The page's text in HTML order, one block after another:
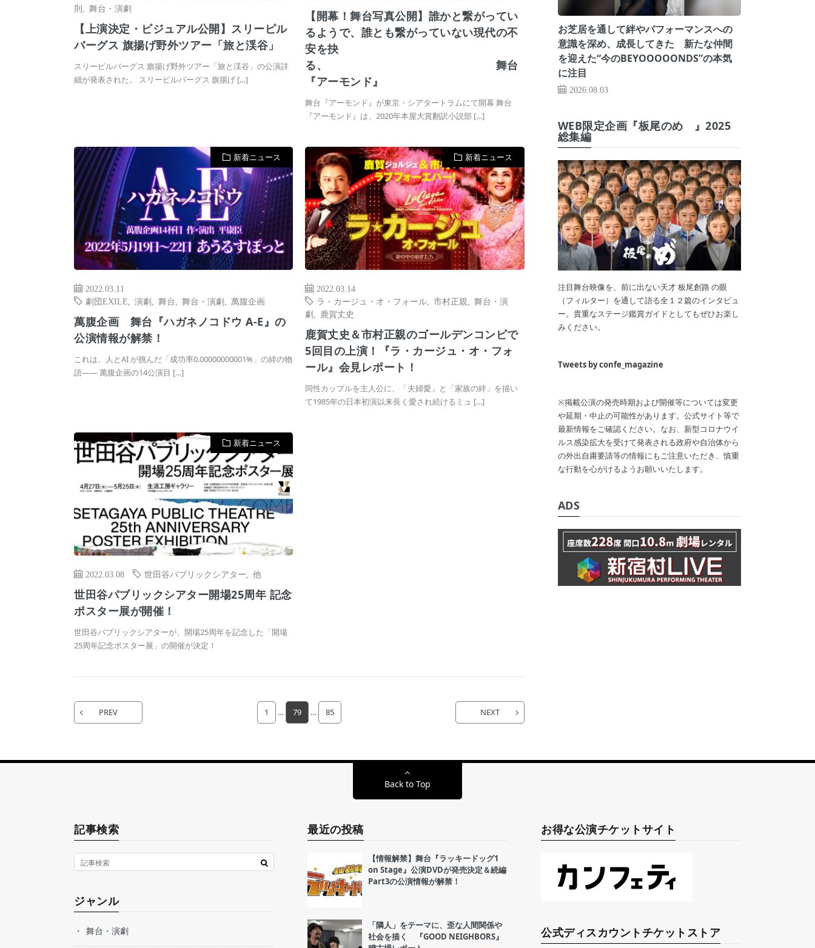
則
舞台・演劇
【上演決定・ビジュアル公開】スリーピル
バーグス 旗揚げ野外ツアー「旅と渓谷」
スリーピルバーグス 旗揚げ野外ツアー「旅と渓谷」の公演詳
細が発表された。 スリーピルバーグス 旗揚げ […]
【開幕！舞台写真公開】誰かと繋がってい
るようで、誰とも繋がっていない現代の不
安を抉
る、 舞台
『アーモンド』
舞台『アーモンド』が東京・シアタートラムにて開幕 舞台
『アーモンド』は、2020年本屋大賞翻訳小説部 […]
新着ニュース
2022.03.11
劇団EXILE
演劇 舞台 舞台・演劇 萬腹企画
萬腹企画 舞台『ハガネノコドウ A-E』の
公演情報が解禁！
これは、人とAI が挑んだ「成功率0.00000000001%」の絆の物
語―― 萬腹企画の14公演目 […]
新着ニュース
2022.03.14
ラ・カージュ・オ・フォール ,市村正親 ,舞台・演
劇
鹿賀丈史
鹿賀丈史＆市村正親のゴールデンコンビで
5回目の上演！『ラ・カージュ・オ・フォ
ール』会見レポート！
同性カップルを主人公に、「夫婦愛」と「家族の絆」を描い
て1985年の日本初演以来長く愛され続けるミュ […]
新着ニュース
2022.03.08 世田谷パブリックシアター 他
世田谷パブリックシアター開場25周年 記念
ポスター展が開催！
世田谷パブリックシアターが、開場25周年を記念した「開場
25周年記念ポスター展」の開催が決定！
PREV 1 … 79 … 85 NEXT
お芝居を通して絆やパフォーマンスへの
意識を深め、成長してきた 新たな仲間
を迎えた“今のBEYOOOOONDS”の本気
に注目
2026.08.03
WEB限定企画『板尾のめ゙』2025
総集編
注目舞台映像を、前に出ない天才 板尾創路 の眼
（フィルター）を通して語る全１２篇のインタビュ
ー。貴重なステージ鑑賞ガイドとしてもぜひお楽し
みください。
Tweets by confe_magazine
※掲載公演の発売時期および開催等については変更
や延期・中止の可能性があります。公式サイト等で
最新情報をご確認ください。なお、新型コロナウイ
ルス感染拡大を受けて発表される政府や自治体から
の外出自粛要請等の情報にもご注意いただき、慎重
な行動を心がけるようお願いいたします。
ADS
Back to Top
記事検索
ジャンル
舞台・演劇
最近の投稿
【情報解禁】舞台『ラッキードッグ1
on Stage』公演DVDが発売決定＆続編
Part3の公演情報が解禁！
「隣人」をテーマに、歪な人間関係や
社会を描く 『GOOD NEIGHBORS』
お得な公演チケットサイト
公式ディスカウントチケットストア